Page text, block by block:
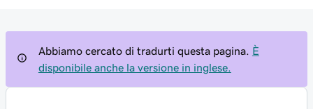
Abbiamo cercato di tradurti questa pagina.
È
disponibile anche la versione in inglese.